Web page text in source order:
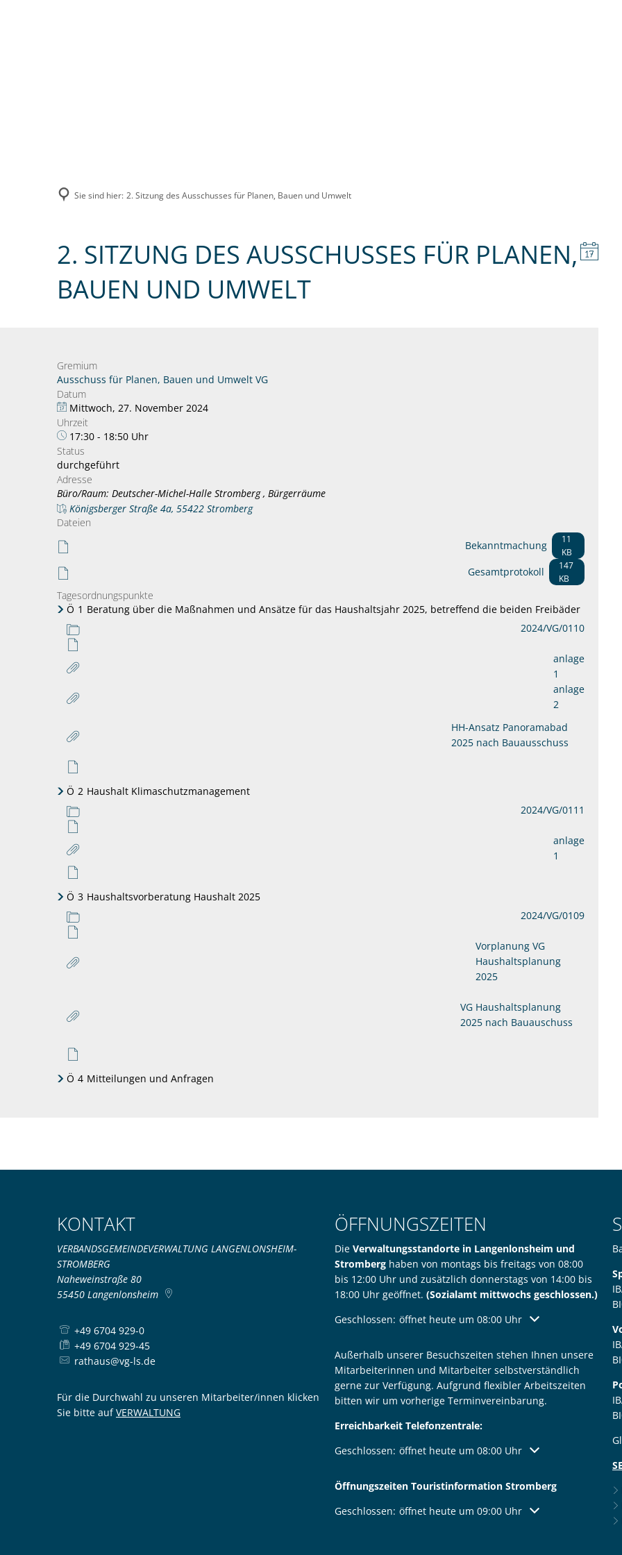
Sie sind hier: 2. Sitzung des Ausschusses für Planen, Bauen und Umwelt
2. SITZUNG DES AUSSCHUSSES FÜR PLANEN,
BAUEN UND UMWELT
Gremium
Ausschuss für Planen, Bauen und Umwelt VG
Datum
Mittwoch, 27. November 2024
Uhrzeit
17:30 - 18:50 Uhr
Status
durchgeführt
Adresse
Büro/Raum: Deutscher-Michel-Halle Stromberg , Bürgerräume
Königsberger Straße 4a, 55422 Stromberg
Dateien
Bekanntmachung
11
KB
Gesamtprotokoll
147
KB
Tagesordnungspunkte
Ö 1 Beratung über die Maßnahmen und Ansätze für das Haushaltsjahr 2025, betreffend die beiden Freibäder
2024/VG/0110
anlage
1
anlage
2
HH-Ansatz Panoramabad
2025 nach Bauausschuss
Ö 2 Haushalt Klimaschutzmanagement
2024/VG/0111
anlage
1
Ö 3 Haushaltsvorberatung Haushalt 2025
2024/VG/0109
Vorplanung VG
Haushaltsplanung
2025
VG Haushaltsplanung
2025 nach Bauauschuss
Ö 4 Mitteilungen und Anfragen
KONTAKT
VERBANDSGEMEINDEVERWALTUNG LANGENLONSHEIM-
STROMBERG
Naheweinstraße 80
55450 Langenlonsheim
+49 6704 929-0
+49 6704 929-45
rathaus@vg-ls.de
Für die Durchwahl zu unseren Mitarbeiter/innen klicken
Sie bitte aufVERWALTUNG
ÖFFNUNGSZEITEN
Die Verwaltungsstandorte in Langenlonsheim und
Stromberg haben von montags bis freitags von 08:00
bis 12:00 Uhr und zusätzlich donnerstags von 14:00 bis
18:00 Uhr geöffnet. (Sozialamt mittwochs geschlossen.)
Klicken, um weitere Öffnungs- oder Schließzeiten
Geschlossen: öffnet heute um 08:00 Uhr
Außerhalb unserer Besuchszeiten stehen Ihnen unsere
Mitarbeiterinnen und Mitarbeiter selbstverständlich
gerne zur Verfügung. Aufgrund flexibler Arbeitszeiten
bitten wir um vorherige Terminvereinbarung.
Erreichbarkeit Telefonzentrale:
Klicken, um weitere Öffnungs- oder Schließzeiten
Geschlossen: öffnet heute um 08:00 Uhr
Öffnungszeiten Touristinformation Stromberg
Klicken, um weitere Öffnungs- oder Schließzeiten
Geschlossen: öffnet heute um 09:00 Uhr